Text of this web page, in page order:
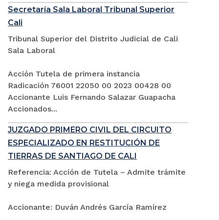
Secretaría Sala Laboral Tribunal Superior
Cali
Tribunal Superior del Distrito Judicial de Cali
Sala Laboral
Acción Tutela de primera instancia
Radicación 76001 22050 00 2023 00428 00
Accionante Luis Fernando Salazar Guapacha
Accionados...
JUZGADO PRIMERO CIVIL DEL CIRCUITO
ESPECIALIZADO EN RESTITUCIÓN DE
TIERRAS DE SANTIAGO DE CALI
Referencia: Acción de Tutela – Admite trámite
y niega medida provisional
Accionante: Duván Andrés García Ramírez